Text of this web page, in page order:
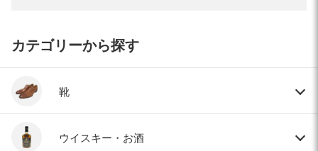
カテゴリーから探す
靴
ウイスキー・お酒